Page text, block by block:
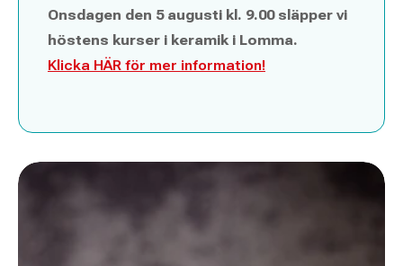
Onsdagen den 5 augusti kl. 9.00 släpper vi
höstens kurser i keramik i Lomma.
Klicka HÄR för mer information!